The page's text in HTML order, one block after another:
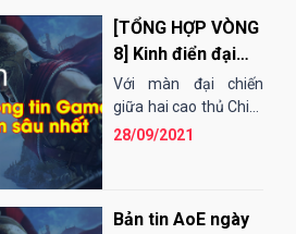
[TỔNG HỢP VÒNG
8] Kinh điển đại
chiến Chim Sẻ -
BiBi, Top 3 định
hình, Top 4 chờ
Với màn đại chiến
giữa hai cao thủ Chim
Sẻ Đi Nắng và BiBi,
28/09/2021
Bản tin AoE ngày